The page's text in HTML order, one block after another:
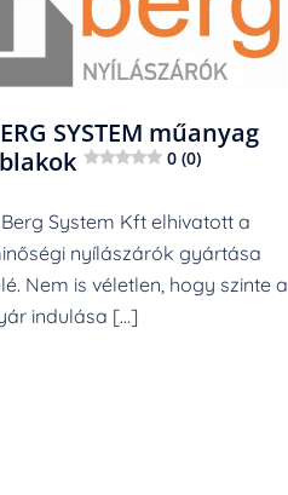
SYSTEM műanyag
0 (0)
System Kft elhivatott a
nyílászárók gyártása
Nem is véletlen, hogy szinte a
indulása […]